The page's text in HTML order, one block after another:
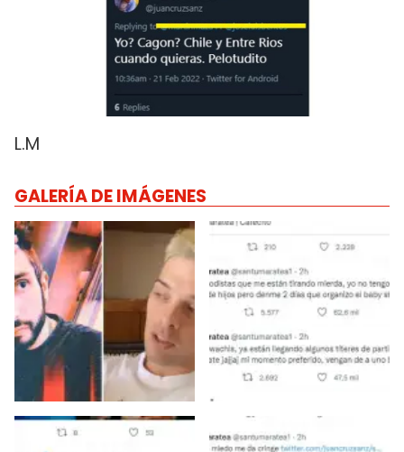
L.M
GALERÍA DE IMÁGENES